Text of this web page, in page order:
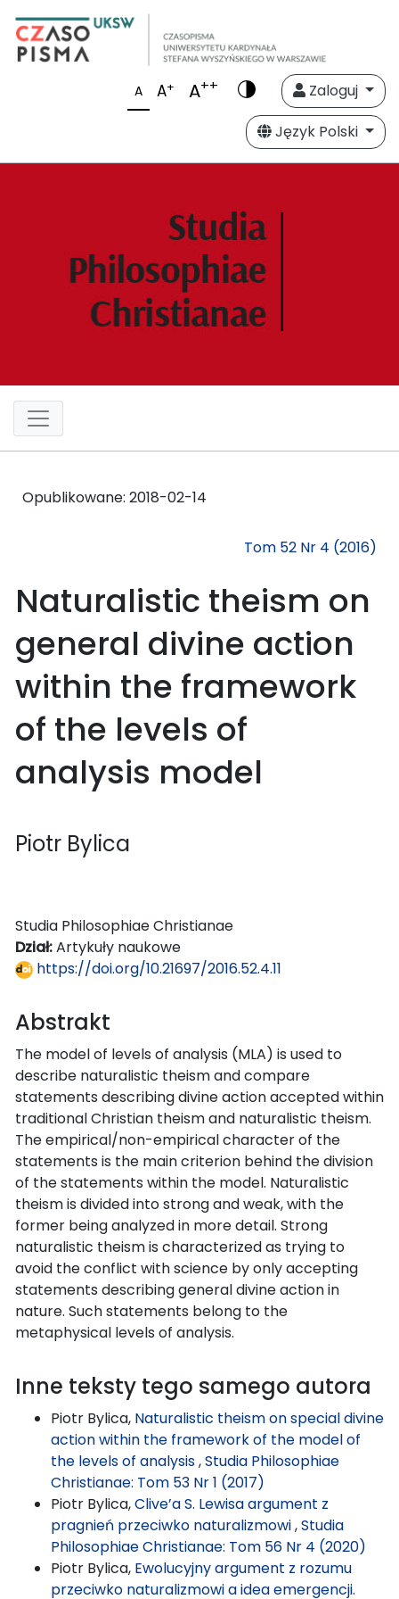
A A+ A++
Zaloguj
Język Polski
Opublikowane: 2018-02-14
Tom 52 Nr 4 (2016)
Naturalistic theism on
general divine action
within the framework
of the levels of
analysis model
Piotr Bylica
Studia Philosophiae Christianae
Dział:Artykuły naukowe
https://doi.org/10.21697/2016.52.4.11
Abstrakt
The model of levels of analysis (MLA) is used to
describe naturalistic theism and compare
statements describing divine action accepted within
traditional Christian theism and naturalistic theism.
The empirical/non-empirical character of the
statements is the main criterion behind the division
of the statements within the model. Naturalistic
theism is divided into strong and weak, with the
former being analyzed in more detail. Strong
naturalistic theism is characterized as trying to
avoid the conflict with science by only accepting
statements describing general divine action in
nature. Such statements belong to the
metaphysical levels of analysis.
Inne teksty tego samego autora
Piotr Bylica, Naturalistic theism on special divine
action within the framework of the model of
the levels of analysis,Studia Philosophiae
Christianae: Tom 53 Nr 1 (2017)
Piotr Bylica,Clive’a S. Lewisa argument z
pragnień przeciwko naturalizmowi,Studia
Philosophiae Christianae: Tom 56 Nr 4 (2020)
Piotr Bylica, Ewolucyjny argument z rozumu
przeciwko naturalizmowi a idea emergencji.